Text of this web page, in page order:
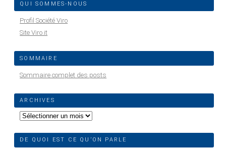
QUI SOMMES-NOUS
Profil Société Viro
Site Viro.it
SOMMAIRE
Sommaire complet des posts
ARCHIVES
Archives
DE QUOI EST CE QU’ON PARLE